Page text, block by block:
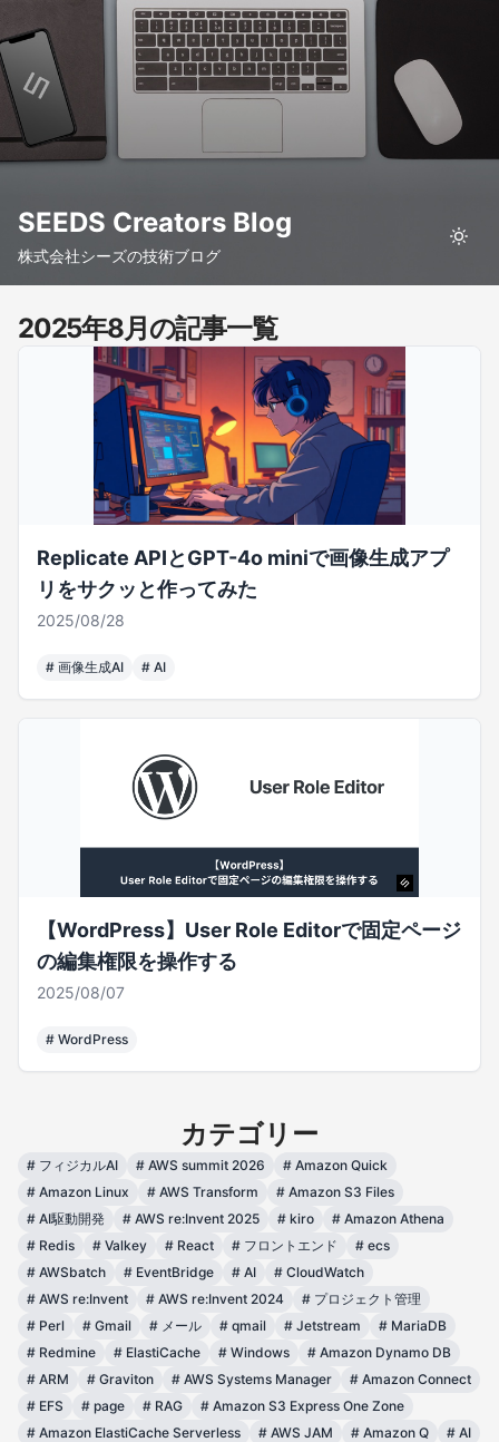
SEEDS Creators Blog
株式会社シーズの技術ブログ
2025年8月の記事一覧
Replicate APIとGPT-4o miniで画像生成アプ
リをサクッと作ってみた
2025/08/28
# 画像生成AI # AI
【WordPress】User Role Editorで固定ページ
の編集権限を操作する
2025/08/07
# WordPress
カテゴリー
# フィジカルAI # AWS summit 2026 # Amazon Quick
# Amazon Linux # AWS Transform # Amazon S3 Files
# AI駆動開発 # AWS re:Invent 2025 # kiro # Amazon Athena
# Redis # Valkey # React # フロントエンド # ecs
# AWSbatch # EventBridge # AI # CloudWatch
# AWS re:Invent # AWS re:Invent 2024 # プロジェクト管理
# Perl # Gmail # メール # qmail # Jetstream # MariaDB
# Redmine # ElastiCache # Windows # Amazon Dynamo DB
# ARM # Graviton # AWS Systems Manager # Amazon Connect
# EFS # page # RAG # Amazon S3 Express One Zone
# Amazon ElastiCache Serverless # AWS JAM # Amazon Q # AI